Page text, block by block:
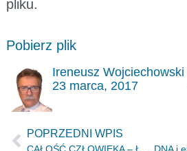
pliku.
Pobierz plik
Ireneusz Wojciechowski
23 marca, 2017
POPRZEDNI WPIS